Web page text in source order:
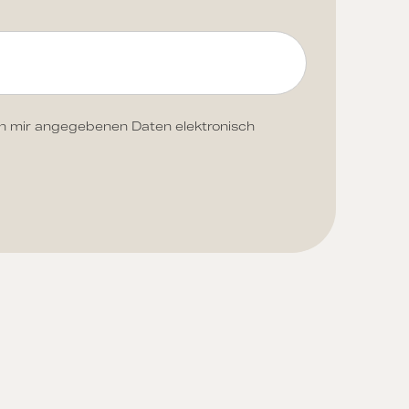
mir angegebenen Daten elektronisch